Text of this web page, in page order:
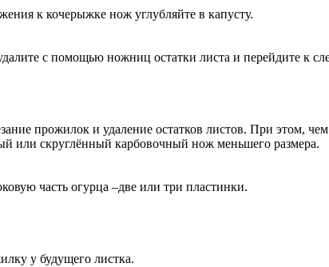
к кочерыжке нож углубляйте в капусту.
с помощью ножниц остатки листа и перейдите к
прожилок и удаление остатков листов. При этом,
или скруглённый карбовочный нож меньшего размера.
часть огурца –две или три пластинки.
у будущего листка.